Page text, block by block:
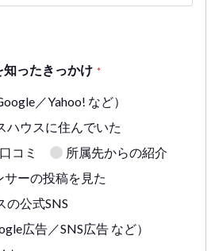
ったきっかけ *
／Yahoo! など）
ハウスに住んでいた
コミ
所属先からの紹介
サーの投稿を見た
の公式SNS
広告／SNS広告 など）